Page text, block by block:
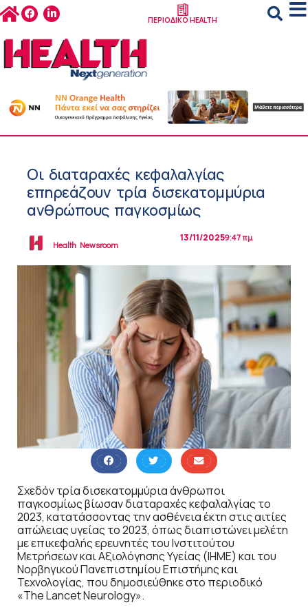
ΠΕΡΙΟΔΙΚΟ HEALTH
Οι διαταραχές κεφαλαλγίας
επηρεάζουν τρία δισεκατομμύρια
ανθρώπους παγκοσμίως
Health Newsroom
13/11/20259:47 πμ
Σχεδόν τρία δισεκατομμύρια άνθρωποι
παγκοσμίως βίωσαν διαταραχές κεφαλαλγίας το
2023, κατατάσσοντας την ασθένεια έκτη στις αιτίες
απώλειας υγείας το 2023, όπως διαπιστώνει μελέτη
με επικεφαλής ερευνητές του Ινστιτούτου
Μετρήσεων και Αξιολόγησης Υγείας (IHME) και του
Νορβηγικού Πανεπιστημίου Επιστήμης και
Τεχνολογίας, που δημοσιεύθηκε στο περιοδικό
«The Lancet Neurology».